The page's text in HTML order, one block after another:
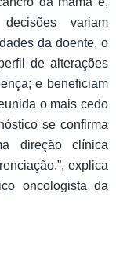
variam
da doente, o
de alterações
e beneficiam
o mais cedo
se confirma
direção clínica
explica
oncologista da